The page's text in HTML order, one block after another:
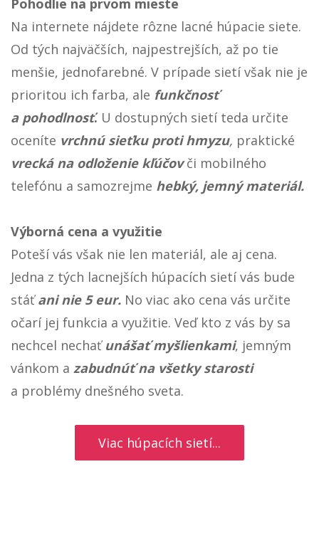
dovolenku, ale aj záhradnú chatku.
Pohodlie na prvom mieste
Na internete nájdete rôzne lacné húpacie siete.
Od tých najväčších, najpestrejších, až po tie
menšie, jednofarebné. V prípade sietí však nie je
prioritou ich farba, alefunkčnosť
a pohodlnosť.U dostupných sietí teda určite
oceníte vrchnú sieťku proti hmyzu,praktické
telefónu a samozrejmehebký, jemný materiál.
Výborná cena a využitie
Poteší vás však nie len materiál, ale aj cena.
Jedna z tých lacnejších húpacích sietí vás bude
stáťani nie 5 eur. No viac ako cena vás určite
očarí jej funkcia a využitie. Veď kto z vás by sa
nechcel nechaťunášať myšlienkami
a problémy dnešného sveta.